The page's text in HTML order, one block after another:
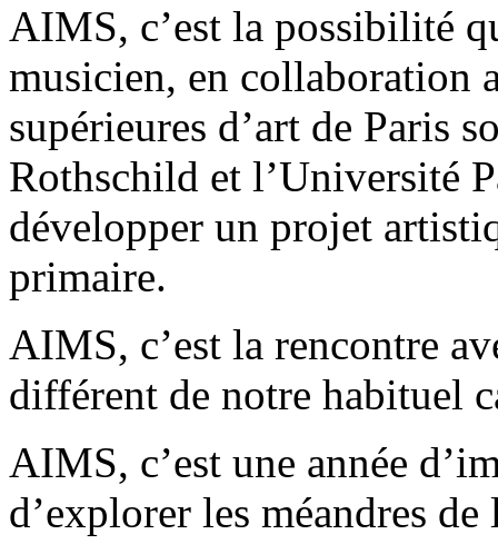
AIMS, c’est la possibilité
musicien, en collaboration
supérieures d’art de Paris
Rothschild et l’Université
développer un projet
primaire.
AIMS, c’est la rencontre
différent de notre habituel
AIMS, c’est une année
d’explorer les méandres